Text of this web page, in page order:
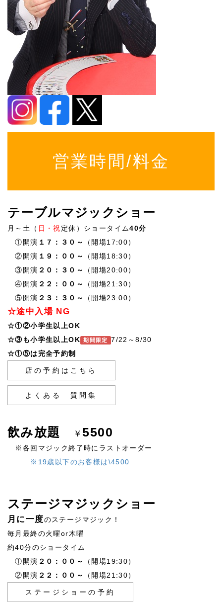
営業時間/料金
テーブルマジックショー
月～土（ 日・祝定休）ショータイム40分
①開演 １７：３０～
（開場17:00）
②開演 １９：００～
（開場18:30）
③開演 ２０：３０～
（開場20:00）
④開演 ２２：００～
（開場21:30）
⑤開演 ２３：３０～ （開場23:00）
☆途中入場 NG
☆①②小学生以上OK
☆③も小学生以上OK
期間限定
7/22～8/30
☆①⑤は完全予約制
店の予約はこちら
よくある 質問集
飲み放題 ￥5500
※各回マジック終了時にラストオーダー
※19歳以下のお客様は\4500
ステージマジックショー
月に一度のステージマジック！
毎月最終の火曜or木曜
約40分のショータイム
①開演 ２０：００～
（開場19:30）
②開演 ２２：００～ （開場21:30）
ステージショーの予約